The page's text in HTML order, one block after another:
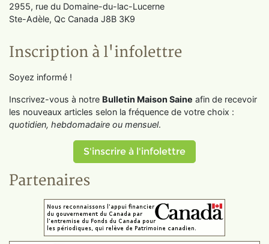
2955, rue du Domaine-du-lac-Lucerne
Ste-Adèle, Qc Canada J8B 3K9
Inscription à l'infolettre
Soyez informé !
Inscrivez-vous à notre Bulletin Maison Saine afin de recevoir
les nouveaux articles selon la fréquence de votre choix :
quotidien, hebdomadaire ou mensuel.
S'inscrire à l'infolettre
Partenaires